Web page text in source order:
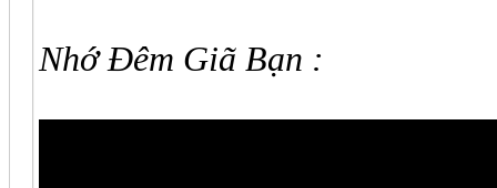
Nhớ Đêm Giã Bạn :